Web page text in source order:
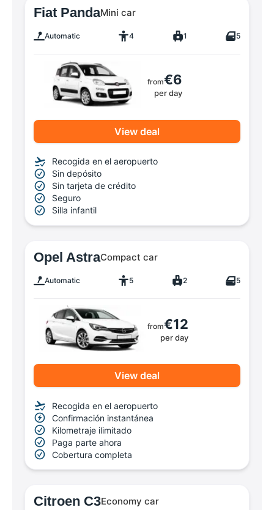
Fiat PandaMini car
Automatic 4 1 5
from€6
per day
View deal
Recogida en el aeropuerto
Sin depósito
Sin tarjeta de crédito
Seguro
Silla infantil
Opel AstraCompact car
Automatic 5 2 5
from€12
per day
View deal
Recogida en el aeropuerto
Confirmación instantánea
Kilometraje ilimitado
Paga parte ahora
Cobertura completa
Citroen C3Economy car